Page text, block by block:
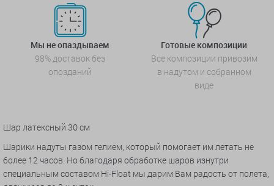
Мы не опаздываем
98% доставок без
опозданий
Готовые композиции
Все композиции привозим
в надутом и собранном
виде
Шар латексный 30 см
Шарики надуты газом гелием, который помогает им летать не
более 12 часов. Но благодаря обработке шаров изнутри
специальным составом Hi-Float мы дарим Вам радость от полета,